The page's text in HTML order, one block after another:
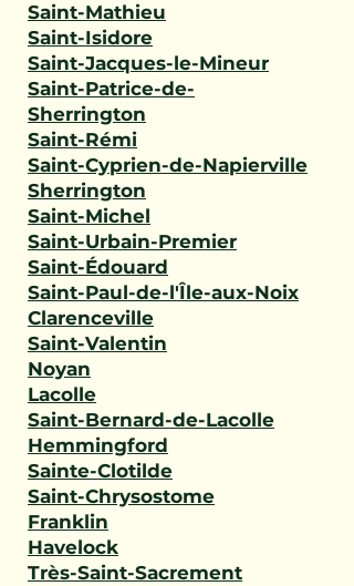
Saint-Mathieu
Saint-Isidore
Saint-Jacques-le-Mineur
Saint-Patrice-de-
Sherrington
Saint-Rémi
Saint-Cyprien-de-Napierville
Sherrington
Saint-Michel
Saint-Urbain-Premier
Saint-Édouard
Saint-Paul-de-l'Île-aux-Noix
Clarenceville
Saint-Valentin
Noyan
Lacolle
Saint-Bernard-de-Lacolle
Hemmingford
Sainte-Clotilde
Saint-Chrysostome
Franklin
Havelock
Très-Saint-Sacrement